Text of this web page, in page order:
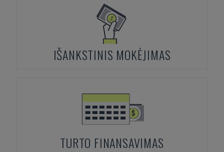
IŠANKSTINIS MOKĖJIMAS
TURTO FINANSAVIMAS